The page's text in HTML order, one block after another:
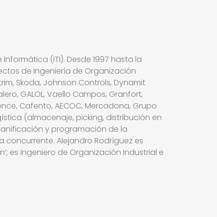
(ITI). Desde 1997 hasta la
de Ingeniería de Organización
Skoda, Johnson Controls, Dynamit
GALOL, Vaello Campos, Granfort,
Cafento, AECOC, Mercadona, Grupo
(almacenaje, picking, distribución en
y programación de la
Alejandro Rodríguez es
es Ingeniero de Organización Industrial e